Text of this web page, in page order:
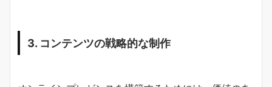
3. コンテンツの戦略的な制作